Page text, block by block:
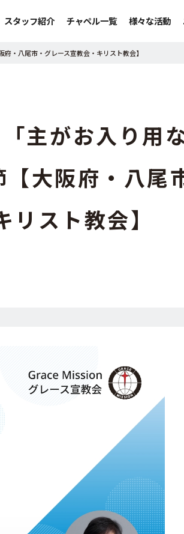
スタッフ紹介 チャペル一覧 様々な活動
・八尾市・グレース宣教会・キリスト教会】
主がお入り用
大阪府・八尾
リスト教会】